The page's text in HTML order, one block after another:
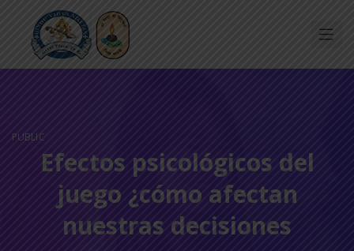
PUBLIC
Efectos psicológicos del
juego ¿cómo afectan
nuestras decisiones